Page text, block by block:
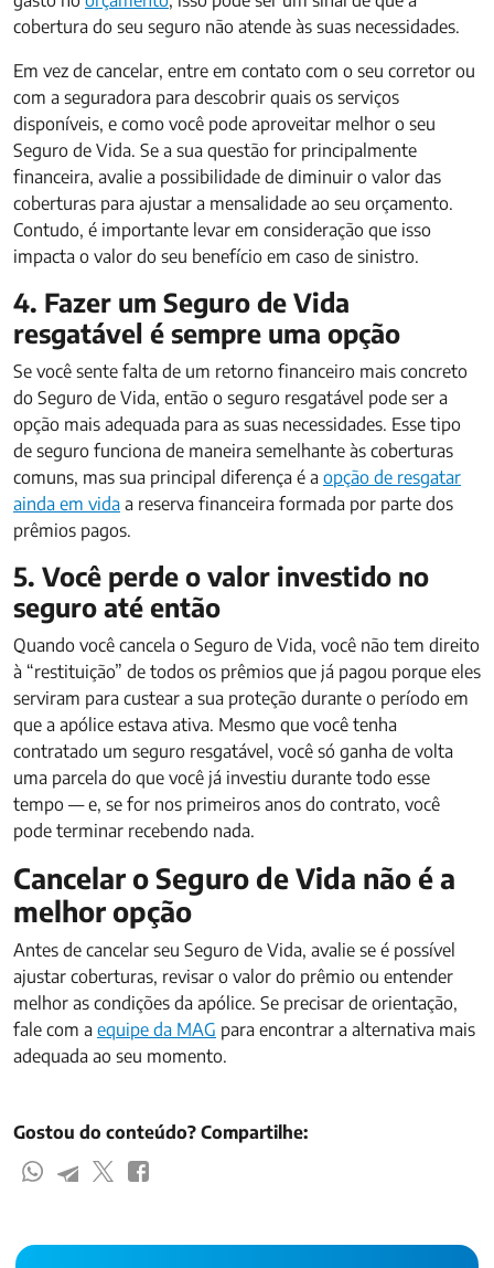
cobertura do seu seguro não atende às suas necessidades.
Em vez de cancelar, entre em contato com o seu corretor ou
com a seguradora para descobrir quais os serviços
disponíveis, e como você pode aproveitar melhor o seu
Seguro de Vida. Se a sua questão for principalmente
financeira, avalie a possibilidade de diminuir o valor das
coberturas para ajustar a mensalidade ao seu orçamento.
Contudo, é importante levar em consideração que isso
impacta o valor do seu benefício em caso de sinistro.
4. Fazer um Seguro de Vida
resgatável é sempre uma opção
Se você sente falta de um retorno financeiro mais concreto
do Seguro de Vida, então o seguro resgatável pode ser a
opção mais adequada para as suas necessidades. Esse tipo
de seguro funciona de maneira semelhante às coberturas
comuns, mas sua principal diferença é a opção de resgatar
ainda em vida a reserva financeira formada por parte dos
prêmios pagos.
5. Você perde o valor investido no
seguro até então
Quando você cancela o Seguro de Vida, você não tem direito
à “restituição” de todos os prêmios que já pagou porque eles
serviram para custear a sua proteção durante o período em
que a apólice estava ativa. Mesmo que você tenha
contratado um seguro resgatável, você só ganha de volta
uma parcela do que você já investiu durante todo esse
tempo — e, se for nos primeiros anos do contrato, você
pode terminar recebendo nada.
Cancelar o Seguro de Vida não é a
melhor opção
Antes de cancelar seu Seguro de Vida, avalie se é possível
ajustar coberturas, revisar o valor do prêmio ou entender
melhor as condições da apólice. Se precisar de orientação,
fale com a equipe da MAG para encontrar a alternativa mais
adequada ao seu momento.
Gostou do conteúdo? Compartilhe: